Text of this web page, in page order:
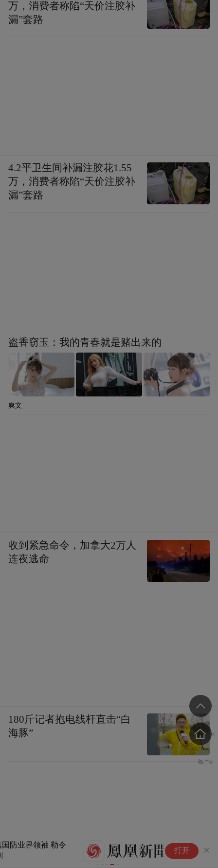
打开
万，消费者称陷“天价注胶补
漏”套路
4.2平卫生间补漏注胶花1.55
万，消费者称陷“天价注胶补
漏”套路
盗香窃玉：我的青春就是赌出来的
爽文
收到紧急命令，加拿大2万人
连夜逃命
180斤记者抱电线杆直击“白
海豚”